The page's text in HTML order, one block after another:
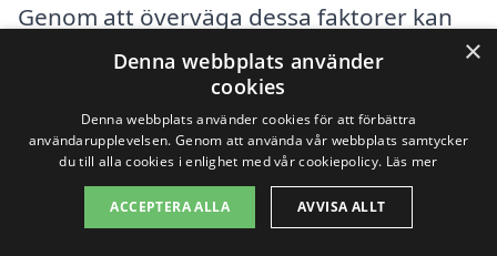
Genom att överväga dessa faktorer kan
du enklare förstå varför priserna på
bygglovsritningar i Selånger kan variera.
Det rekommenderas att du samlar in flera
offerter från olika företag för att få en
bättre översikt över kostnaderna och för
×
Denna webbplats använder
cookies
Denna webbplats använder cookies för att förbättra
användarupplevelsen. Genom att använda vår webbplats samtycker
du till alla cookies i enlighet med vår cookiepolicy. Läs mer
ACCEPTERA ALLA AVVISA ALLT